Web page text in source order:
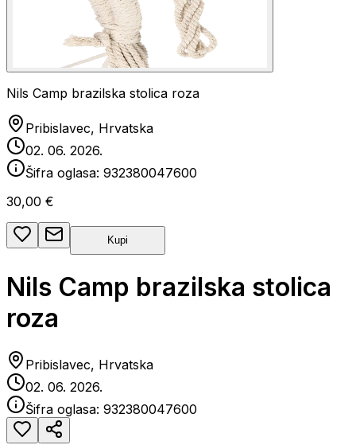
Nils Camp brazilska stolica roza
Pribislavec, Hrvatska
02. 06. 2026.
Šifra oglasa: 932380047600
30,00 €
Kupi
Nils Camp brazilska stolica
roza
Pribislavec, Hrvatska
02. 06. 2026.
Šifra oglasa: 932380047600